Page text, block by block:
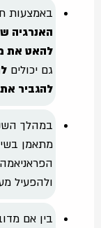
באמצעות
האנרגיה
להאט את
גם יכולים
להגביר
במהלך
מתאמן
ולהפעיל
בין אם